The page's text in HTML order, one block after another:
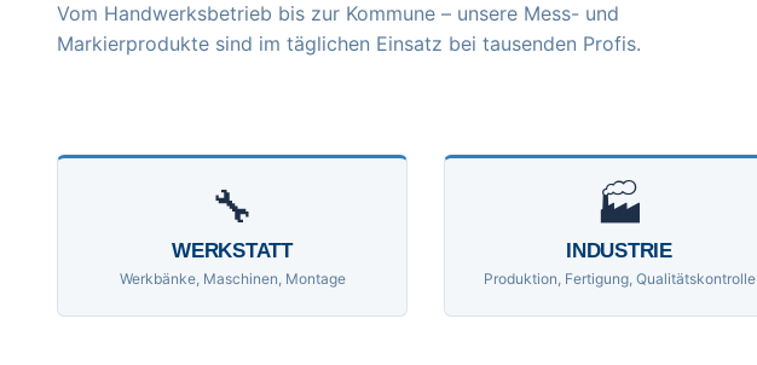
Vom Handwerksbetrieb bis zur Kommune – unsere Mess- und
Markierprodukte sind im täglichen Einsatz bei tausenden Profis.
🔧
WERKSTATT
Werkbänke, Maschinen, Montage
🏭
INDUSTRIE
Produktion, Fertigung, Qualitätskontrolle